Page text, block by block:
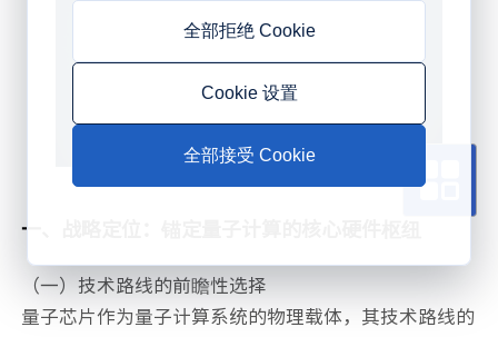
一、战略定位：锚定量子计算的核心硬件枢纽
（一）技术路线的前瞻性选择
量子芯片作为量子计算系统的物理载体，其技术路线的
全部拒绝 Cookie
Cookie 设置
全部接受 Cookie